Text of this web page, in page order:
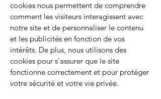
cookies nous permettent de comprendre
comment les visiteurs interagissent avec
notre site et de personnaliser le contenu
et les publicités en fonction de vos
intérêts. De plus, nous utilisons des
cookies pour s'assurer que le site
fonctionne correctement et pour protéger
votre sécurité et votre vie privée.